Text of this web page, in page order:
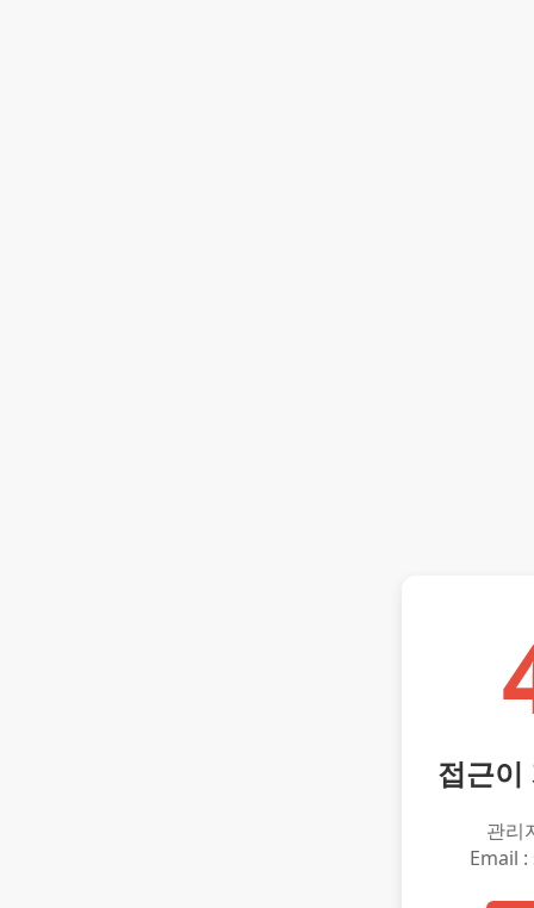
접근이
관리
Email